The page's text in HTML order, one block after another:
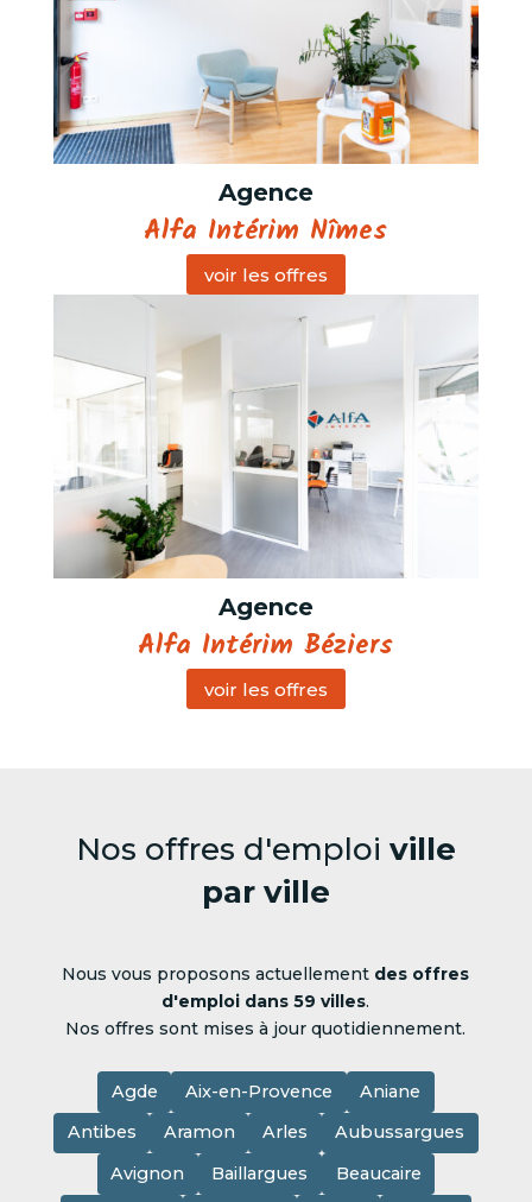
Agence
Alfa Intérim Nîmes
voir les offres
Agence
Alfa Intérim Béziers
voir les offres
Nos offres d'emploi ville
par ville
Nous vous proposons actuellement des offres
d'emploi dans 59 villes.
Nos offres sont mises à jour quotidiennement.
Agde Aix-en-Provence
Aniane
Antibes
Aramon Arles
Aubussargues
Avignon
Baillargues
Beaucaire